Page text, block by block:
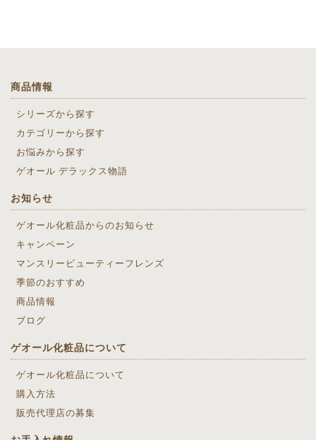
商品情報
シリーズから探す
カテゴリーから探す
お悩みから探す
ゲオール デラックス物語
お知らせ
ゲオール化粧品からのお知らせ
キャンペーン
マンスリービューティーフレンズ
季節のおすすめ
商品情報
ブログ
ゲオール化粧品について
ゲオール化粧品について
購入方法
販売代理店の募集